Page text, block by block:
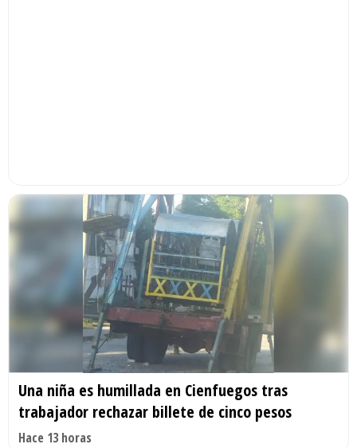
Una niña es humillada en Cienfuegos tras
trabajador rechazar billete de cinco pesos
Hace 13 horas